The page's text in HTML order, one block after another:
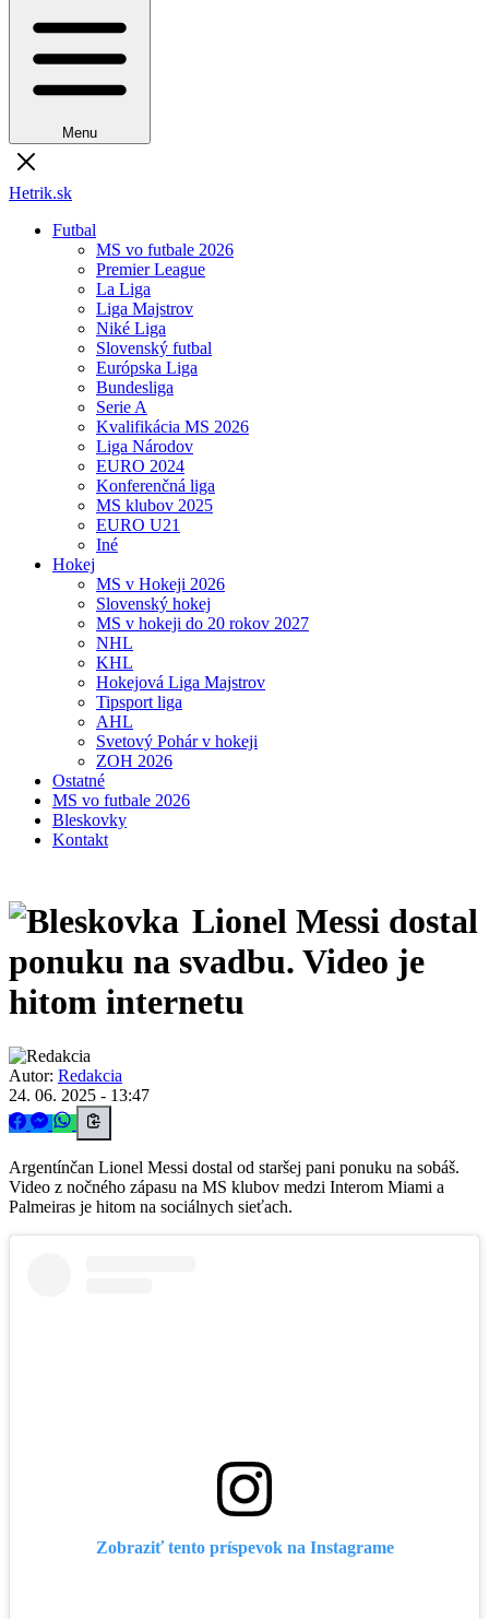
Menu
Hetrik.sk
Futbal
MS vo futbale 2026
Premier League
La Liga
Liga Majstrov
Niké Liga
Slovenský futbal
Európska Liga
Bundesliga
Serie A
Kvalifikácia MS 2026
Liga Národov
EURO 2024
Konferenčná liga
MS klubov 2025
EURO U21
Iné
Hokej
MS v Hokeji 2026
Slovenský hokej
MS v hokeji do 20 rokov 2027
NHL
KHL
Hokejová Liga Majstrov
Tipsport liga
AHL
Svetový Pohár v hokeji
ZOH 2026
Ostatné
MS vo futbale 2026
Bleskovky
Kontakt
Lionel Messi dostal
ponuku na svadbu. Video je
hitom internetu
Autor: Redakcia
24. 06. 2025 - 13:47
Argentínčan Lionel Messi dostal od staršej pani ponuku na sobáš.
Video z nočného zápasu na MS klubov medzi Interom Miami a
Palmeiras je hitom na sociálnych sieťach.
Zobraziť tento príspevok na Instagrame